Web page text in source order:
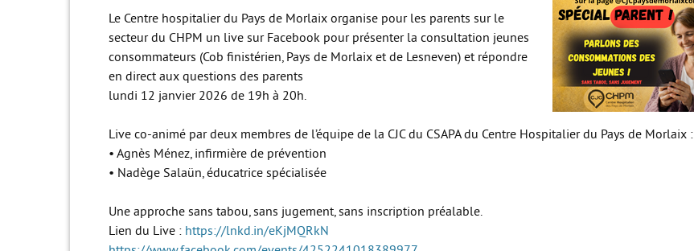
Le Centre hospitalier du Pays de Morlaix organise pour les parents sur le
secteur du CHPM un live sur Facebook pour présenter la consultation jeunes
consommateurs (Cob finistérien, Pays de Morlaix et de Lesneven) et répondre
en direct aux questions des parents
lundi 12 janvier 2026 de 19h à 20h.
Live co-animé par deux membres de l’équipe de la CJC du CSAPA du Centre Hospitalier du Pays de Morlaix :
• Agnès Ménez, infirmière de prévention
• Nadège Salaün, éducatrice spécialisée
Une approche sans tabou, sans jugement, sans inscription préalable.
Lien du Live : https://lnkd.in/eKjMQRkN